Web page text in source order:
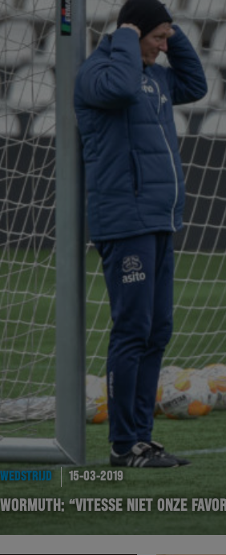
WEDSTRIJD 15-03-2019
WORMUTH: “VITESSE NIET ONZE